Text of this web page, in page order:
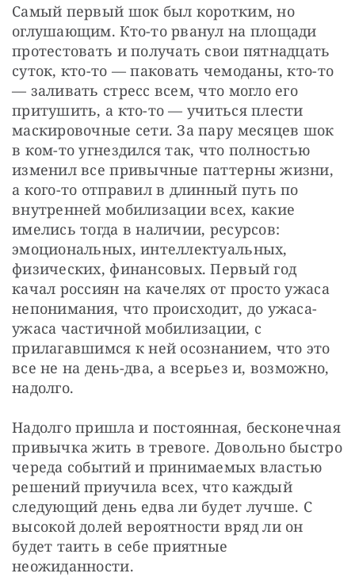
Самый первый шок был коротким, но
оглушающим. Кто-то рванул на площади
протестовать и получать свои пятнадцать
суток, кто-то — паковать чемоданы, кто-то
— заливать стресс всем, что могло его
притушить, а кто-то — учиться плести
маскировочные сети. За пару месяцев шок
в ком-то угнездился так, что полностью
изменил все привычные паттерны жизни,
а кого-то отправил в длинный путь по
внутренней мобилизации всех, какие
имелись тогда в наличии, ресурсов:
эмоциональных, интеллектуальных,
физических, финансовых. Первый год
качал россиян на качелях от просто ужаса
непонимания, что происходит, до ужаса-
ужаса частичной мобилизации, с
прилагавшимся к ней осознанием, что это
все не на день-два, а всерьез и, возможно,
надолго.
Надолго пришла и постоянная, бесконечная
привычка жить в тревоге. Довольно быстро
череда событий и принимаемых властью
решений приучила всех, что каждый
следующий день едва ли будет лучше. С
высокой долей вероятности вряд ли он
будет таить в себе приятные
неожиданности.